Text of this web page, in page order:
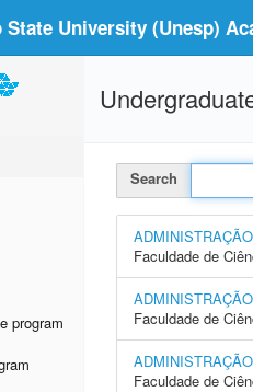
State University (Unesp)
program
Search
ADMINISTRAÇÃO
Faculdade de
ADMINISTRAÇÃO
Faculdade de
Faculdade de